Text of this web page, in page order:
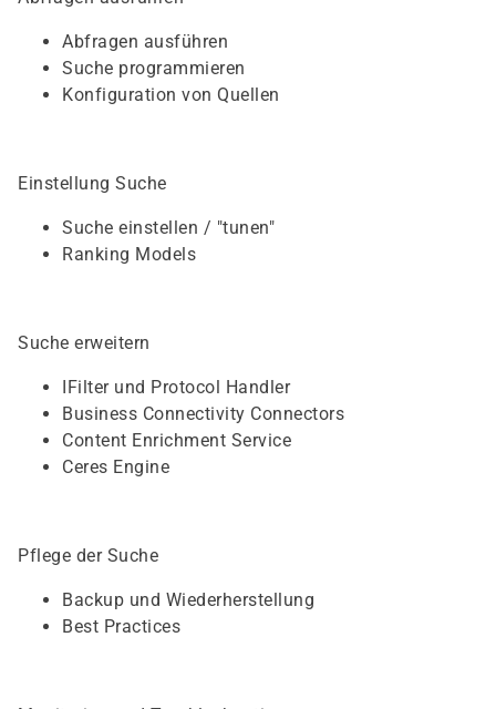
Abfragen ausführen
Suche programmieren
Konfiguration von Quellen
Einstellung Suche
Suche einstellen / "tunen"
Ranking Models
Suche erweitern
IFilter und Protocol Handler
Business Connectivity Connectors
Content Enrichment Service
Ceres Engine
Pflege der Suche
Backup und Wiederherstellung
Best Practices